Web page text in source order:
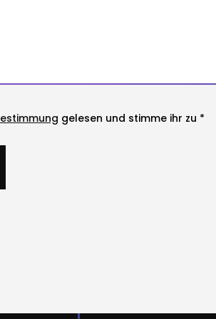
gelesen und stimme ihr zu *